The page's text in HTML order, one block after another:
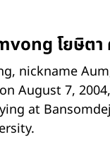
โยษิตา
nickname
August 7,
at